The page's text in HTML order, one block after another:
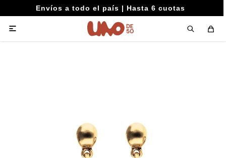
Envíos a todo el país | Hasta 6 cuotas
